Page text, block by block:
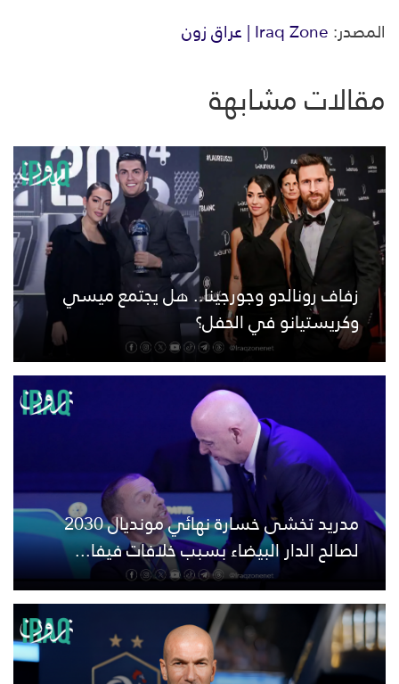
المصدر:Iraq Zone | عراق زون
مقالات مشابهة
زفاف رونالدو وجورجينا.. هل يجتمع ميسي
وكريستيانو في الحفل؟
مدريد تخشى خسارة نهائي مونديال 2030
لصالح الدار البيضاء بسبب خلافات فيفا...